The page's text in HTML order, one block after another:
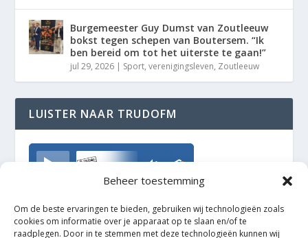
Beheer toestemming
Om de beste ervaringen te bieden, gebruiken wij technologieën zoals
cookies om informatie over je apparaat op te slaan en/of te
raadplegen. Door in te stemmen met deze technologieën kunnen wij
Burgemeester Guy Dumst van Zoutleeuw
bokst tegen schepen van Boutersem. “Ik
ben bereid om tot het uiterste te gaan!”
jul 29, 2026 | Sport,verenigingsleven, Zoutleeuw
LUISTER NAAR TRUDOFM
TrudoFM